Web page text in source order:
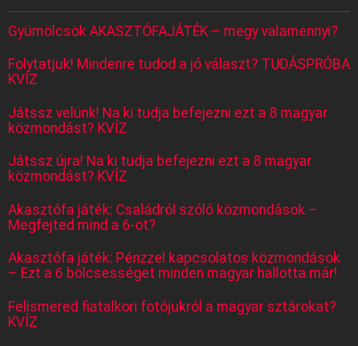
Gyümölcsök AKASZTÓFAJÁTÉK – megy valamennyi?
Folytatjuk! Mindenre tudod a jó választ? TUDÁSPRÓBA
KVÍZ
Játssz velünk! Na ki tudja befejezni ezt a 8 magyar
közmondást? KVÍZ
Játssz újra! Na ki tudja befejezni ezt a 8 magyar
közmondást? KVÍZ
Akasztófa játék: Családról szóló közmondások –
Megfejted mind a 6-ot?
Akasztófa játék: Pénzzel kapcsolatos közmondások
– Ezt a 6 bölcsességet minden magyar hallotta már!
Felismered fiatalkori fotójukról a magyar sztárokat?
KVÍZ